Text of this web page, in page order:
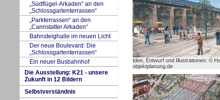
Idee, Entwurf und Illustrationen: ©
objektplanung.de
„Südflüge l-Arkaden“ an den
„Schlossgartenterrassen“
„Parkterrassen“ an den
„Cannstatter Arkaden“
Bahnsteighalle im neuen Licht
Der neue Boulevard: Die
„Schlossgartenterrassen“
Ein neuer Busbahnhof
Die Ausstellung: K21 - unsere
Zukunft in 12 Bildern
Se bstverständnis